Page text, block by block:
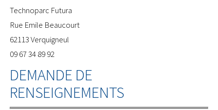
​Technoparc Futura
Rue Emile Beaucourt
62113 Verquigneul
09 67 34 89 92
DEMANDE DE
RENSEIGNEMENTS